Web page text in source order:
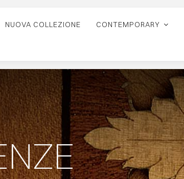
NUOVA COLLEZIONE CONTEMPORARY